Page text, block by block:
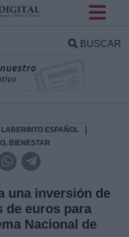
BUSCAR
LABERINTO ESPAÑOL
BIENESTAR
una inversión de
de euros para
Nacional de